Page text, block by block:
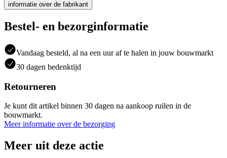
informatie over de fabrikant
Bestel- en bezorginformatie
Vandaag besteld, al na een uur af te halen in jouw bouwmarkt
30 dagen bedenktijd
Retourneren
Je kunt dit artikel binnen 30 dagen na aankoop ruilen in de
bouwmarkt.
Meer informatie over de bezorging
Meer uit deze actie